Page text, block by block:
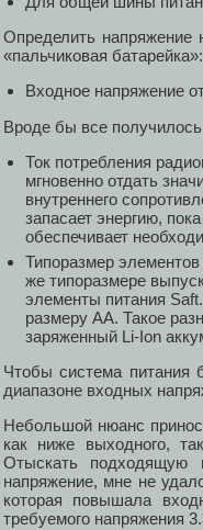
Определить
«пальчиковая батарейка»:
Входное напряжение
Вроде бы все
Ток потребления
мгновенно отдать
внутреннего
запасает энергию,
обеспечивает
Типоразмер
же типоразмере
элементы питания
размеру АА. Такое
заряженный Li-Ion
Чтобы система питания
диапазоне входных
Небольшой нюанс
как ниже выходного,
Отыскать подходящую
напряжение, мне не
которая повышала
требуемого напряжения